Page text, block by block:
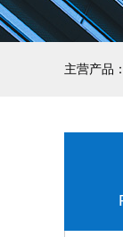
主营产品